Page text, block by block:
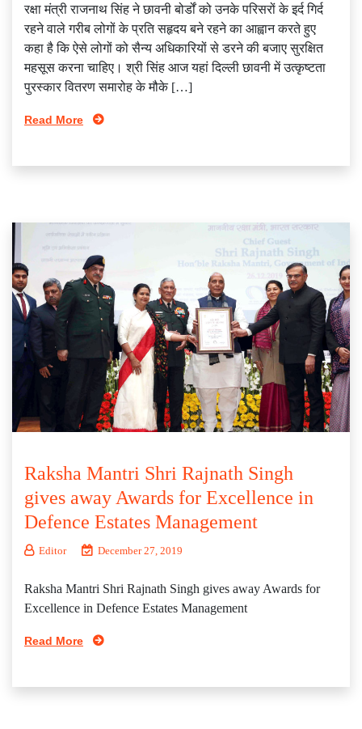
रक्षा मंत्री राजनाथ सिंह ने छावनी बोर्डों को उनके परिसरों के इर्द गिर्द
रहने वाले गरीब लोगों के प्रति सहृदय बने रहने का आह्वान करते हुए
कहा है कि ऐसे लोगों को सैन्‍य अधिकारियों से डरने की बजाए सुरक्षित
महसूस करना चाहिए। श्री सिंह आज यहां दिल्‍ली छावनी में उत्‍कृष्‍टता
पुरस्‍कार वितरण समारोह के मौके […]
Read More
Raksha Mantri Shri Rajnath Singh
gives away Awards for Excellence in
Defence Estates Management
Editor December 27, 2019
Raksha Mantri Shri Rajnath Singh gives away Awards for
Excellence in Defence Estates Management
Read More